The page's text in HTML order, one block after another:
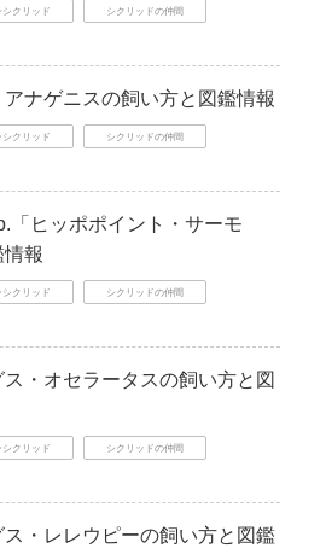
シクリッド シクリッドの仲間
ナゲニスの飼い方と図鑑情報
シクリッド シクリッドの仲間
「ヒッポポイント・サーモ
報
シクリッド シクリッドの仲間
・オセラータスの飼い方と図
シクリッド シクリッドの仲間
・レレウピーの飼い方と図鑑